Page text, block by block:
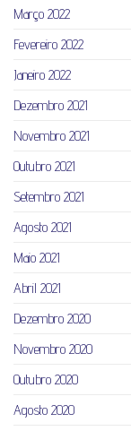
Março 2022
Fevereiro 2022
Janeiro 2022
Dezembro 2021
Novembro 2021
Outubro 2021
Setembro 2021
Agosto 2021
Maio 2021
Abril 2021
Dezembro 2020
Novembro 2020
Outubro 2020
Agosto 2020